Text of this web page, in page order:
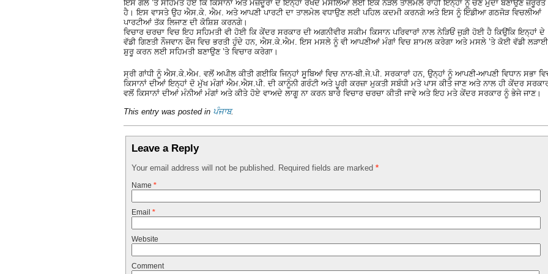
ਇਸ ਗੱਲ ’ਤੇ ਸਹਿਮਤ ਹੋਏ ਕਿ ਕਿਸਾਨਾਂ ਅਤੇ ਮਜ਼ਦੂਰਾਂ ਦੇ ਇਨ੍ਹਾਂ ਰੱਖਦੇ ਮਸਲਿਆਂ ਲਈ ਇਕ ਨੇੜਲੇ ਤਾਲਮੇਲ ਰਾਹੀਂ ਇਨ੍ਹਾਂ ਨੂੰ ਚੋਣ ਮੁੱਦਾ ਬਣਾਉਣ ਜ਼ਰੂਰਤ
ਹੈ। ਇਸ ਵਾਸਤੇ ਉਹ ਐਸ.ਕੇ. ਐਮ. ਅਤੇ ਆਪਣੀ ਪਾਰਟੀ ਦਾ ਤਾਲਮੇਲ ਵਧਾਉਣ ਲਈ ਪਹਿਲ ਕਦਮੀ ਕਰਨਗੇ ਅਤੇ ਇਸ ਨੂੰ ਇੰਡੀਆ ਗਠਜੋੜ ਵਿਚਲੀਆਂ
ਪਾਰਟੀਆਂ ਤੱਕ ਲਿਜਾਣ ਦੀ ਕੋਸ਼ਿਸ਼ ਕਰਨਗੇ।
ਵਿਚਾਰ ਚਰਚਾ ਵਿਚ ਇਹ ਸਹਿਮਤੀ ਵੀ ਹੋਈ ਕਿ ਕੇਂਦਰ ਸਰਕਾਰ ਦੀ ਅਗਨੀਵੀਰ ਸਕੀਮ ਕਿਸਾਨ ਪਰਿਵਾਰਾਂ ਨਾਲ ਨੇੜਿਓਂ ਜੁੜੀ ਹੋਈ ਹੈ ਕਿਉਂਕਿ ਇਨ੍ਹਾਂ ਦੇ
ਵੱਡੀ ਗਿਣਤੀ ਨੌਜਵਾਨ ਫੌਜ ਵਿਚ ਭਰਤੀ ਹੁੰਦੇ ਹਨ, ਐਸ.ਕੇ.ਐਮ. ਇਸ ਮਸਲੇ ਨੂੰ ਵੀ ਆਪਣੀਆਂ ਮੰਗਾਂ ਵਿਚ ਸ਼ਾਮਲ ਕਰੇਗਾ ਅਤੇ ਮਸਲੇ ’ਤੇ ਕੋਈ ਵੱਡੀ ਲੜਾਈ
ਸ਼ੁਰੂ ਕਰਨ ਲਈ ਸਹਿਮਤੀ ਬਣਾਉਣ ’ਤੇ ਵਿਚਾਰ ਕਰੇਗਾ।
ਸ੍ਰੀ ਗਾਂਧੀ ਨੂੰ ਐਸ.ਕੇ.ਐਮ. ਵਲੋਂ ਅਪੀਲ ਕੀਤੀ ਗਈਕਿ ਜਿਨ੍ਹਾਂ ਸੂਬਿਆਂ ਵਿਚ ਨਾਨ-ਬੀ.ਜੇ.ਪੀ. ਸਰਕਾਰਾਂ ਹਨ, ਉਨ੍ਹਾਂ ਨੂੰ ਆਪਣੀ-ਆਪਣੀ ਵਿਧਾਨ ਸਭਾ
ਕਿਸਾਨਾਂ ਦੀਆਂ ਇਨ੍ਹਾਂ ਦੋ ਮੁੱਖ ਮੰਗਾਂ ਐਮ.ਐਸ.ਪੀ. ਦੀ ਕਾਨੂੰਨੀ ਗਰੰਟੀ ਅਤੇ ਪੂਰੀ ਕਰਜ਼ਾ ਮੁਕਤੀ ਸਬੰਧੀ ਮਤੇ ਪਾਸ ਕੀਤੇ ਜਾਣ ਅਤੇ ਨਾਲ ਹੀ ਕੇਂਦਰ
ਵਲੋਂ ਕਿਸਾਨਾਂ ਦੀਆਂ ਮੰਨੀਆਂ ਮੰਗਾਂ ਅਤੇ ਕੀਤੇ ਹੋਏ ਵਾਅਦੇ ਲਾਗੂ ਨਾ ਕਰਨ ਬਾਰੇ ਵਿਚਾਰ ਚਰਚਾ ਕੀਤੀ ਜਾਵੇ ਅਤੇ ਇਹ ਮਤੇ ਕੇਂਦਰ ਸਰਕਾਰ ਨੂੰ ਭੇਜੇ ਜਾਣ।
This entry was posted in ਪੰਜਾਬ.
Leave a Reply
Your email address will not be published. Required fields are marked *
Name *
Email *
Website
Comment